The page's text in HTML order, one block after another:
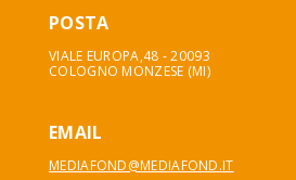
POSTA
VIALE EUROPA,48 - 20093
COLOGNO MONZESE (MI)
EMAIL
MEDIAFOND@MEDIAFOND.IT